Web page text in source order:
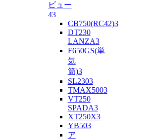
ビュー
43
CB750(RC42)3
DT230
LANZA3
F650GS(単
気
筒)3
SL2303
TMAX5003
VT250
SPADA3
XT250X3
YB503
ア